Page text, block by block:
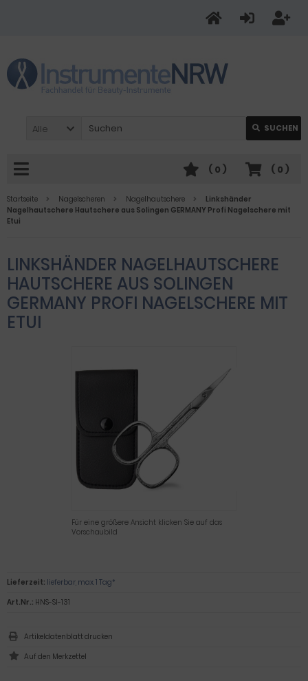
Alle SUCHEN
( 0 )
( 0 )
Startseite Nagelscheren Nagelhautschere
Linkshänder
Nagelhautschere Hautschere aus Solingen GERMANY Profi Nagelschere mit
Etui
LINKSHÄNDER NAGELHAUTSCHERE
HAUTSCHERE AUS SOLINGEN
GERMANY PROFI NAGELSCHERE MIT
ETUI
Für eine größere Ansicht klicken Sie auf das
Vorschaubild
Lieferzeit: lieferbar, max. 1 Tag*
Art.Nr.: HNS-SI-131
Artikeldatenblatt drucken